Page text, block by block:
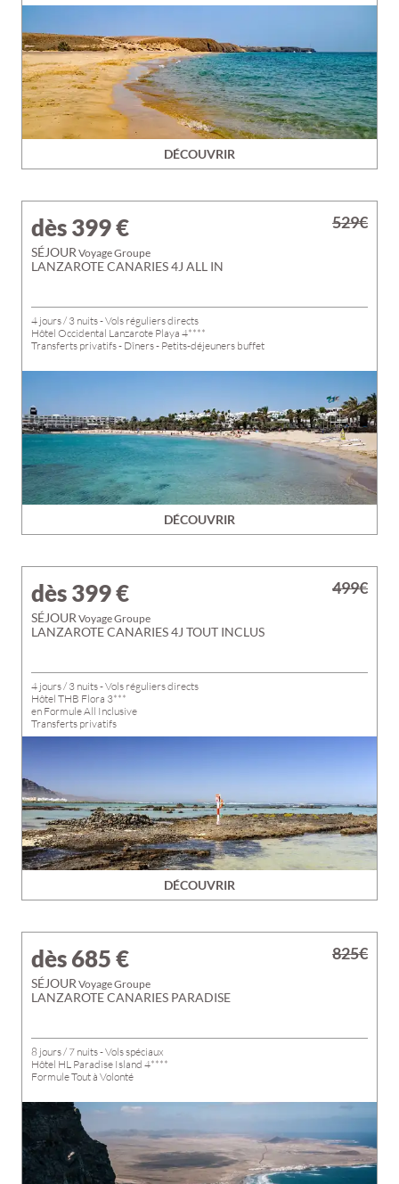
DÉCOUVRIR
dès 399€
SÉJOUR Voyage Groupe
LANZAROTE CANARIES 4J ALL IN
4 jours / 3 nuits - Vols réguliers directs
Hôtel Occidental Lanzarote Playa 4****
Transferts privatifs - Dîners - Petits-déjeuners buffet
DÉCOUVRIR
529€
dès 399€
SÉJOUR Voyage Groupe
LANZAROTE CANARIES 4J TOUT INCLUS
4 jours / 3 nuits - Vols réguliers directs
Hôtel THB Flora 3***
en Formule All Inclusive
Transferts privatifs
DÉCOUVRIR
499€
dès 685€
SÉJOUR Voyage Groupe
LANZAROTE CANARIES PARADISE
8 jours / 7 nuits - Vols spéciaux
Hôtel HL Paradise Island 4****
Formule Tout à Volonté
825€